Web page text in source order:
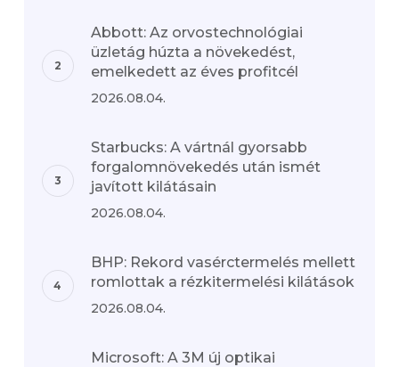
Abbott: Az orvostechnológiai
üzletág húzta a növekedést,
emelkedett az éves profitcél
2026.08.04.
Starbucks: A vártnál gyorsabb
forgalomnövekedés után ismét
javított kilátásain
2026.08.04.
BHP: Rekord vasérctermelés mellett
romlottak a rézkitermelési kilátások
2026.08.04.
Microsoft: A 3M új optikai